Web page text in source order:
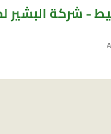
- شركة البشير